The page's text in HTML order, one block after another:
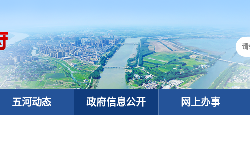
五河动态 政府信息公开 网上办事